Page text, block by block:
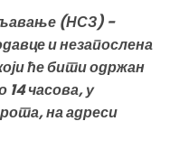
(НСЗ) -
и незапослена
ће бити одржан
14 часова, у
на адреси